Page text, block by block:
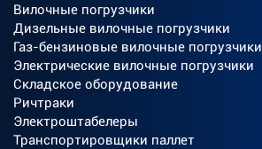
Вилочные погрузчики
Дизельные вилочные погрузчики
Газ-бензиновые вилочные погрузчики
Электрические вилочные погрузчики
Складское оборудование
Ричтраки
Электроштабелеры
Транспортировщики паллет